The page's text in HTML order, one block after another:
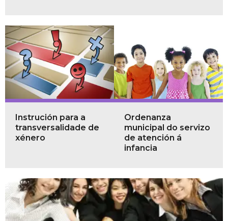
Instrución para a
transversalidade de
xénero
Ordenanza
municipal do servizo
de atención á
infancia